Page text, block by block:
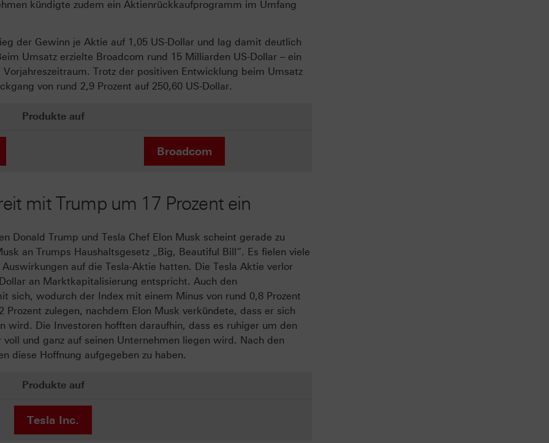
kündigte zudem ein Aktienrückkaufprogramm im Umfang
der Gewinn je Aktie auf 1,05 US-Dollar und lag damit deutlich
Umsatz erzielte Broadcom rund 15 Milliarden US-Dollar – ein
Trotz der positiven Entwicklung beim Umsatz
von rund 2,9 Prozent auf 250,60 US-Dollar.
Produkte auf
Broadcom
mit Trump um 17 Prozent ein
Donald Trump und Tesla Chef Elon Musk scheint gerade zu
an Trumps Haushaltsgesetz „Big, Beautiful Bill“. Es fielen viele
auf die Tesla-Aktie hatten. Die Tesla Aktie verlor
an Marktkapitalisierung entspricht. Auch den
sich, wodurch der Index mit einem Minus von rund 0,8 Prozent
zulegen, nachdem Elon Musk verkündete, dass er sich
wird. Die Investoren hofften daraufhin, dass es ruhiger um den
und ganz auf seinen Unternehmen liegen wird. Nach den
diese Hoffnung aufgegeben zu haben.
Produkte auf
Tesla Inc.